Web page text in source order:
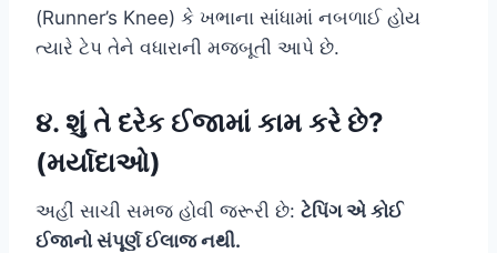
(Runner’s Knee) કે ખભાના સાંધામાં નબળાઈ હોય
ત્યારે ટેપ તેને વધારાની મજબૂતી આપે છે.
૪. શું તે દરેક ઈજામાં કામ કરે છે?
(મર્યાદાઓ)
અહીં સાચી સમજ હોવી જરૂરી છે: ટેપિંગ એ કોઈ
ઈજાનો સંપૂર્ણ ઈલાજ નથી.